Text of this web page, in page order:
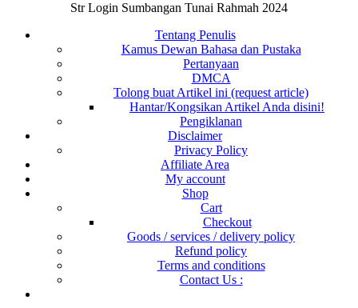
Str Login Sumbangan Tunai Rahmah 2024
Tentang Penulis
Kamus Dewan Bahasa dan Pustaka
Pertanyaan
DMCA
Tolong buat Artikel ini (request article)
Hantar/Kongsikan Artikel Anda disini!
Pengiklanan
Disclaimer
Privacy Policy
Affiliate Area
My account
Shop
Cart
Checkout
Goods / services / delivery policy
Refund policy
Terms and conditions
Contact Us :